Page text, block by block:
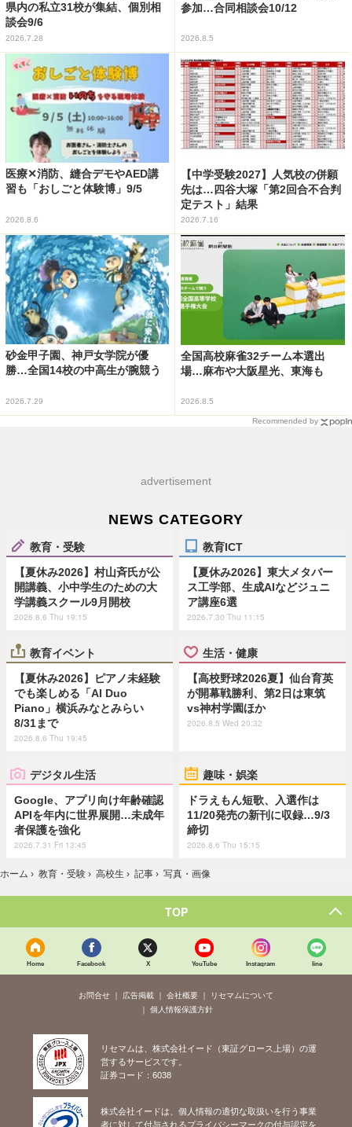
県内の私立31校が集結、個別相
談会9/6
2026.7.28
参加…合同相談会10/12
2026.8.5
医療✕消防、縫合デモやAED講
習も「おしごと体験博」9/5
2026.8.6
【中学受験2027】人気校の併願
先は…四谷大塚「第2回合不合判
定テスト」結果
2026.7.16
砂金甲子園、神戸女学院が優
勝…全国14校の中高生が腕競う
2026.7.29
全国高校麻雀32チーム本選出
場…麻布や大阪星光、東海も
2026.8.5
Recommended by
advertisement
NEWS CATEGORY
教育・受験
【夏休み2026】村山斉氏が公
開講義、小中学生のための大
学講義スクール9月開校
2026.8.6 Thu 19:15
教育ICT
【夏休み2026】東大メタバー
ス工学部、生成AIなどジュニ
ア講座6選
2026.7.30 Thu 11:15
教育イベント
【夏休み2026】ピアノ未経験
でも楽しめる「AI Duo
Piano」横浜みなとみらい
8/31まで
2026.8.6 Thu 19:45
生活・健康
【高校野球2026夏】仙台育英
が開幕戦勝利、第2日は東筑
vs神村学園ほか
2026.8.5 Wed 20:32
デジタル生活
Google、アプリ向け年齢確認
APIを年内に世界展開…未成年
者保護を強化
2026.7.31 Fri 13:45
趣味・娯楽
ドラえもん短歌、入選作は
11/20発売の新刊に収録…9/3
締切
2026.8.6 Thu 15:15
ホーム › 教育・受験 › 高校生 › 記事 › 写真・画像
TOP
Home Facebook X YouTube Instagram line
お問合せ 広告掲載 会社概要
リセマムについて
個人情報保護方針
リセマムは、株式会社イード（東証グロース上場）の運
営するサービスです。
証券コード：6038
株式会社イードは、個人情報の適切な取扱いを行う事業
者に対して付与されるプライバシーマークの付与認定を